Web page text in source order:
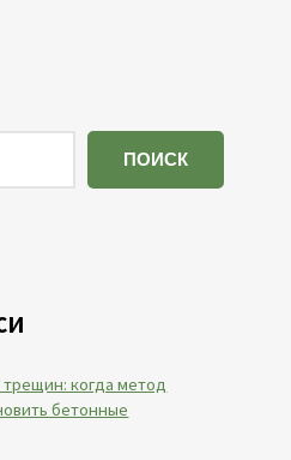
ПОИСК
когда метод
бетонные